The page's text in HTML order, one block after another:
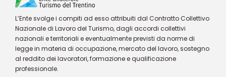
L’Ente svolge i compiti ad esso attribuiti dal Contratto Collettivo
Nazionale di Lavoro del Turismo, dagli accordi collettivi
nazionali e territoriali e eventualmente previsti da norme di
legge in materia di occupazione, mercato del lavoro, sostegno
al reddito dei lavoratori, formazione e qualificazione
professionale.